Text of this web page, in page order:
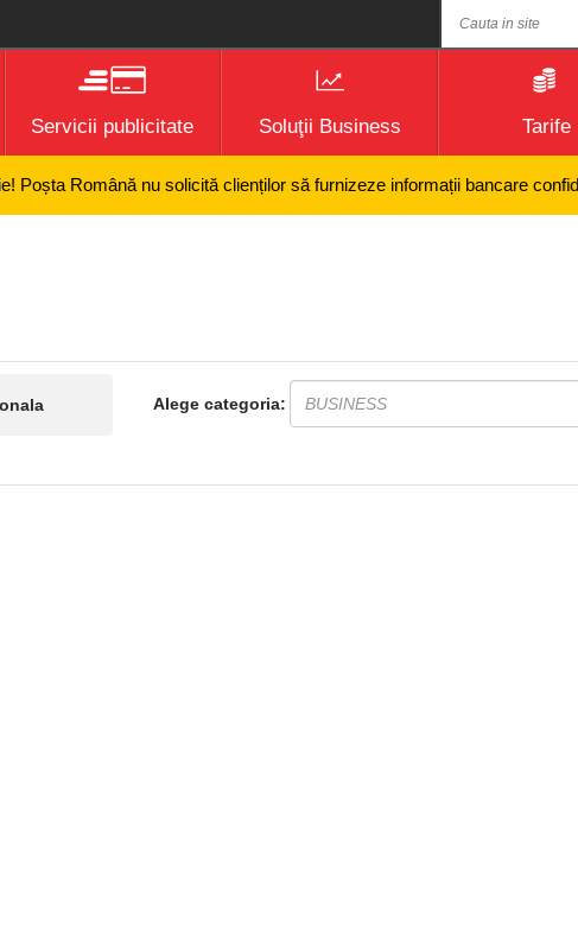
Servicii publicitate Soluţii Business Tarife
Română nu solicită clienților să furnizeze informații bancare
Alege categoria: